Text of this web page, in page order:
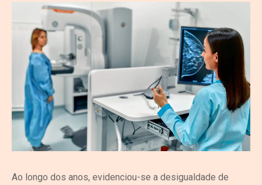
Ao longo dos anos, evidenciou-se a desigualdade de